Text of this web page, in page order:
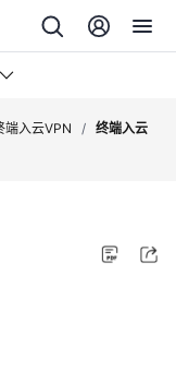
端入云VPN / 终端入云